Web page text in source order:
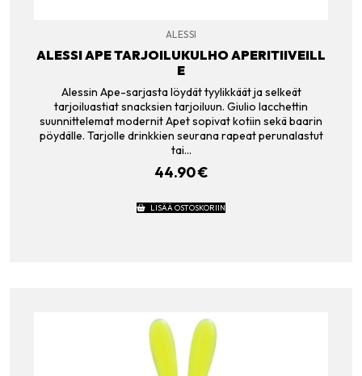
ALESSI
ALESSI APE TARJOILUKULHO APERITIIVEILL
E
Alessin Ape-sarjasta löydät tyylikkäät ja selkeät
tarjoiluastiat snacksien tarjoiluun. Giulio Iacchettin
suunnittelemat modernit Apet sopivat kotiin sekä baarin
pöydälle. Tarjolle drinkkien seurana rapeat perunalastut
tai…
44.90€
LISÄÄ OSTOSKORIIN